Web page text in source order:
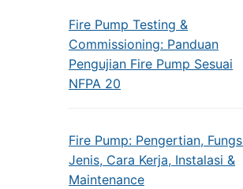
Fire Pump Testing &
Commissioning: Panduan
Pengujian Fire Pump Sesuai
NFPA 20
Fire Pump: Pengertian,
Jenis, Cara Kerja, Instalasi &
Maintenance